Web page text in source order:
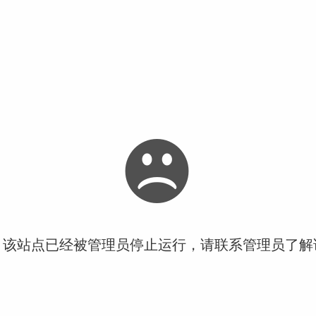
站点已经被管理员停止运行，请联系管理员了